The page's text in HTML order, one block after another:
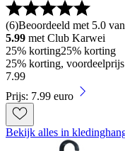
(6)Beoordeeld met 5.0
5.99 met Club Karwei
25% korting25% korting
25% korting,
7.99
Prijs: 7.99 euro
Bekijk alles in